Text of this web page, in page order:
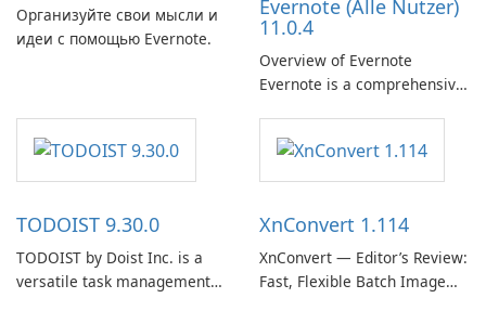
need predictable …
Организуйте свои мысли и
идеи с помощью Evernote.
Evernote (Alle Nutzer)
11.0.4
Overview of Evernote
Evernote is a comprehensive
users capture, organize, and
access information across
TODOIST 9.30.0
TODOIST by Doist Inc. is a
versatile task management
XnConvert 1.114
XnConvert — Editor’s Review:
Fast, Flexible Batch Image